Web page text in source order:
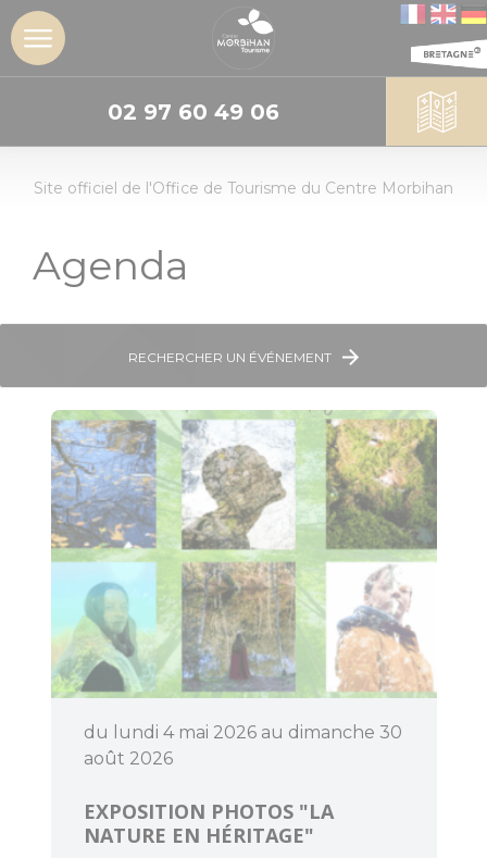
DÉCOUVRIR
L'insoupçonné
incontournables
Géants de
pierres :
menhirs et
dolmens
Patrimoine
religieux
Trésors
architecturaux
Jardins et
Centre
Morbihan
02 97 60 49 06
Site officiel de l'Office de Tourisme du Centre Morbihan
Agenda
RECHERCHER UN ÉVÉNEMENT
du lundi 4 mai 2026 au dimanche 30
août 2026
EXPOSITION PHOTOS "LA
NATURE EN HÉRITAGE"